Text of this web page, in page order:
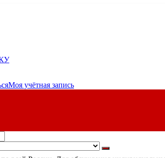
Моя учётная запись